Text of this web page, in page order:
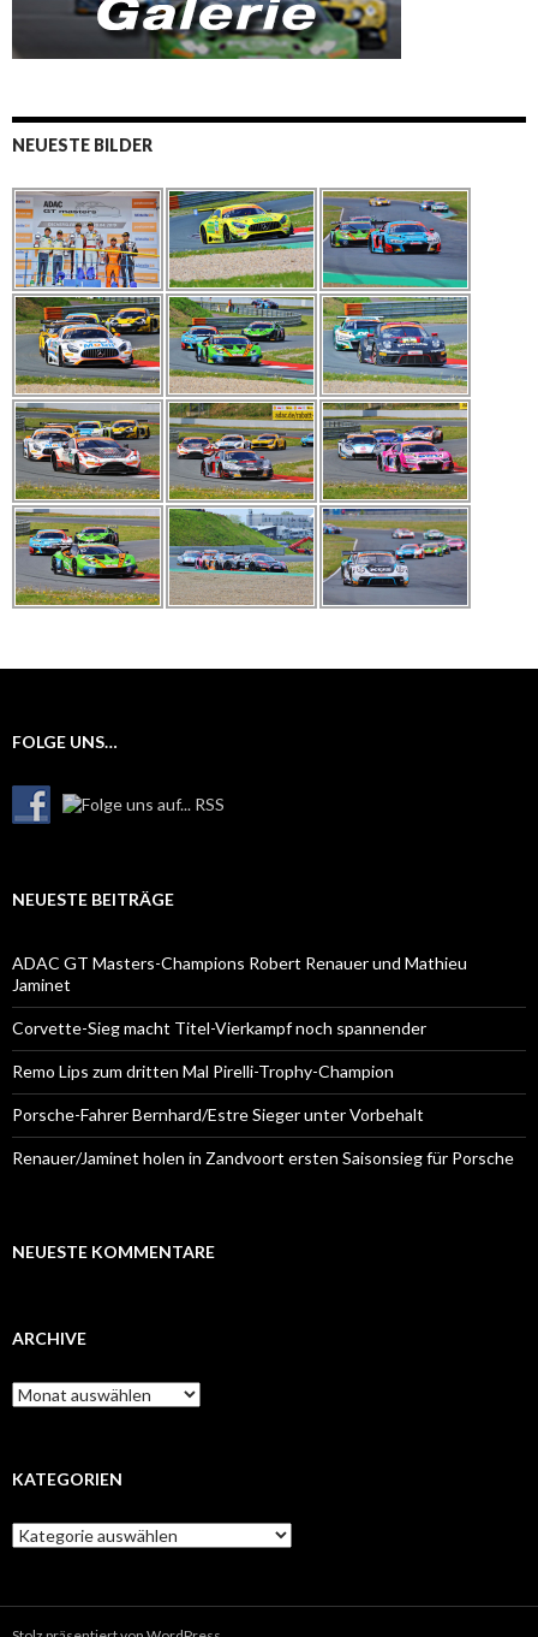
NEUESTE BILDER
FOLGE UNS…
NEUESTE BEITRÄGE
ADAC GT Masters-Champions Robert Renauer und Mathieu
Jaminet
Corvette-Sieg macht Titel-Vierkampf noch spannender
Remo Lips zum dritten Mal Pirelli-Trophy-Champion
Porsche-Fahrer Bernhard/Estre Sieger unter Vorbehalt
Renauer/Jaminet holen in Zandvoort ersten Saisonsieg für Porsche
NEUESTE KOMMENTARE
ARCHIVE
A
r
i
e
KATEGORIEN
K
a